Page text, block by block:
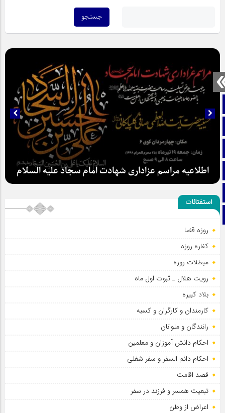
صفحه نخست
تماس با ما
آپارات
اینستاگرام
تلگرام
اطلاعیه مراسم عزاداری شهادت امام سجاد علیه السلام
استفتائات
روزه قضا
کفاره روزه
مبطلات روزه
رویت هلال ـ ثبوت اول ماه
بلاد کبیره
کارمندان و کارگران و کسبه
رانندگان و ملوانان
احکام دانش آموزان و معلمین
احکام دائم السفر و سفر شغلی
قصد اقامت
تبعیت همسر و فرزند در سفر
اعراض از وطن